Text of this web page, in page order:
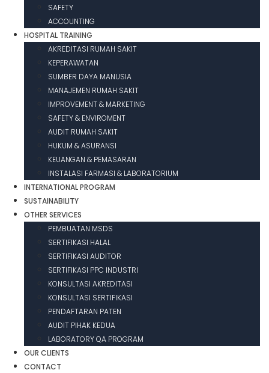
SAFETY
ACCOUNTING
HOSPITAL TRAINING
AKREDITASI RUMAH SAKIT
KEPERAWATAN
SUMBER DAYA MANUSIA
MANAJEMEN RUMAH SAKIT
IMPROVEMENT & MARKETING
SAFETY & ENVIROMENT
AUDIT RUMAH SAKIT
HUKUM & ASURANSI
KEUANGAN & PEMASARAN
INSTALASI FARMASI & LABORATORIUM
INTERNATIONAL PROGRAM
SUSTAINABILITY
OTHER SERVICES
PEMBUATAN MSDS
SERTIFIKASI HALAL
SERTIFIKASI AUDITOR
SERTIFIKASI PPC INDUSTRI
KONSULTASI AKREDITASI
KONSULTASI SERTIFIKASI
PENDAFTARAN PATEN
AUDIT PIHAK KEDUA
LABORATORY QA PROGRAM
OUR CLIENTS
CONTACT